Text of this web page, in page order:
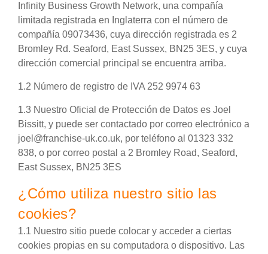
Infinity Business Growth Network, una compañía
limitada registrada en Inglaterra con el número de
compañía 09073436, cuya dirección registrada es 2
Bromley Rd. Seaford, East Sussex, BN25 3ES, y cuya
dirección comercial principal se encuentra arriba.
1.2 Número de registro de IVA 252 9974 63
1.3 Nuestro Oficial de Protección de Datos es Joel
Bissitt, y puede ser contactado por correo electrónico a
joel@franchise-uk.co.uk, por teléfono al 01323 332
838, o por correo postal a 2 Bromley Road, Seaford,
East Sussex, BN25 3ES
¿Cómo utiliza nuestro sitio las
cookies?
1.1 Nuestro sitio puede colocar y acceder a ciertas
cookies propias en su computadora o dispositivo. Las